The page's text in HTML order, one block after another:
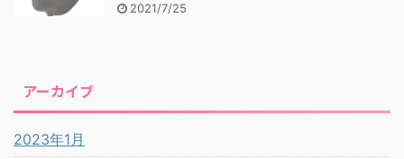
2021/7/25
アーカイブ
2023年1月